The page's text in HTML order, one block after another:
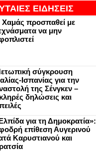
ΕΙΔΗΣΕΙΣ
Χαμάς προσπαθεί με
να μην
σύγκρουση
Ισπανίας για την
της Σένγκεν –
δηλώσεις και
για τη Δημοκρατία»:
επίθεση Αυγερινού
Καρυστιανού και